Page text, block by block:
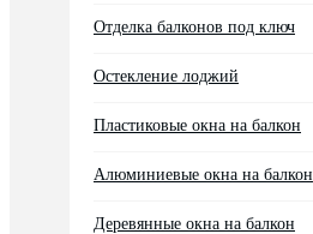
Отделка балконов под ключ
Остекление лоджий
Пластиковые окна на балкон
Алюминиевые окна на балкон
Деревянные окна на балкон